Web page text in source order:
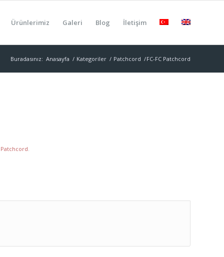
Ürünlerimiz Galeri Blog İletişim
Buradasınız: Anasayfa / Kategoriler / Patchcord /FC-FC Patchcord
Patchcord.